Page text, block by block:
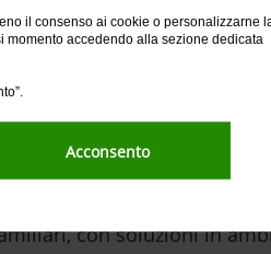
il consenso ai cookie o personalizzarne
accedendo alla sezione dedicata
Acconsento
domani lo
con soluzioni in